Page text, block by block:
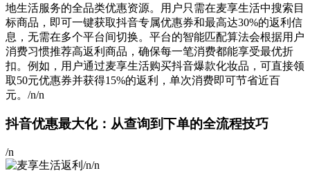
地生活服务的全品类优惠资源。用户只需在麦享生活中搜索目
标商品，即可一键获取抖音专属优惠券和最高达30%的返利信
息，无需在多个平台间切换。平台的智能匹配算法会根据用户
消费习惯推荐高返利商品，确保每一笔消费都能享受最优折
扣。例如，用户通过麦享生活购买抖音爆款化妆品，可直接领
取50元优惠券并获得15%的返利，单次消费即可节省近百
元。/n/n
抖音优惠最大化：从查询到下单的全流程技巧
/n
/n/n